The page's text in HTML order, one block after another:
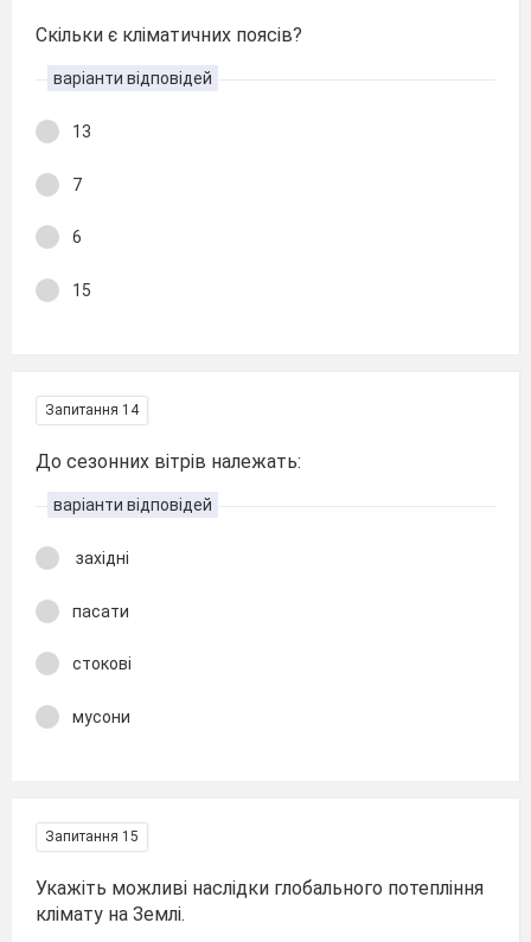
Скільки є кліматичних поясів?
варіанти відповідей
13
7
6
15
Запитання 14
До сезонних вітрів належать:
варіанти відповідей
західні
пасати
стокові
мусони
Запитання 15
Укажіть можливі наслідки глобального потепління
клімату на Землі.